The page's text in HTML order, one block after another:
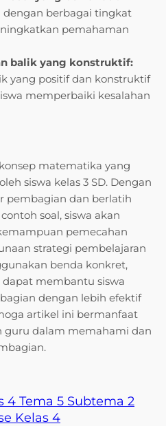
dengan berbagai tingkat
pemahaman
balik yang konstruktif:
yang positif dan konstruktif
memperbaiki kesalahan
matematika yang
siswa kelas 3 SD. Dengan
pembagian dan berlatih
soal, siswa akan
pemecahan
strategi pembelajaran
benda konkret,
membantu siswa
dengan lebih efektif
artikel ini bermanfaat
guru dalam memahami dan
4 Tema 5 Subtema 2
Kelas 4